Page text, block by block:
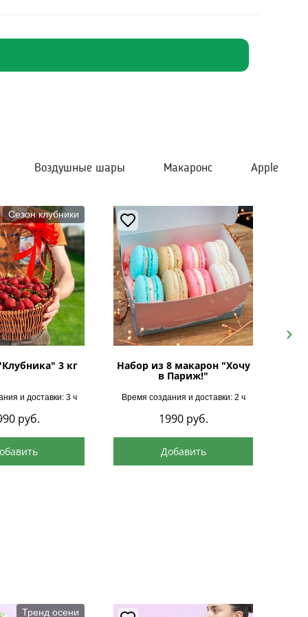
Воздушные шары Макаронс Apple
Сезон клубники
3 кг
и доставки: 3 ч
руб.
Набор из 8 макарон "Хочу
в Париж!"
Время создания и доставки: 2 ч
1990 руб.
Добавить
Next
Тренд осени